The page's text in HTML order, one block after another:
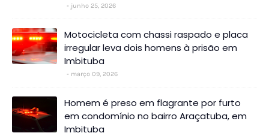
junho 25, 2026
Motocicleta com chassi raspado e placa
irregular leva dois homens à prisão em
Imbituba
março 09, 2026
Homem é preso em flagrante por furto
em condomínio no bairro Araçatuba, em
Imbituba